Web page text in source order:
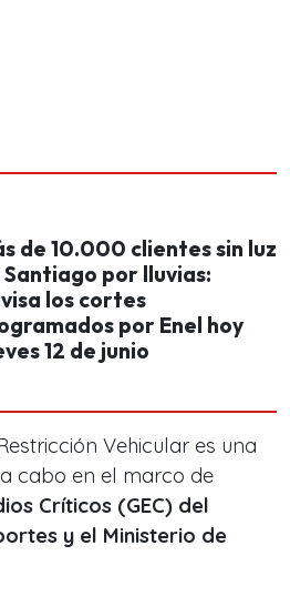
de 10.000 clientes sin luz
Santiago por lluvias:
los cortes
por Enel hoy
12 de junio
Vehicular es una
cabo en el marco de
Críticos (GEC) del
y el Ministerio de